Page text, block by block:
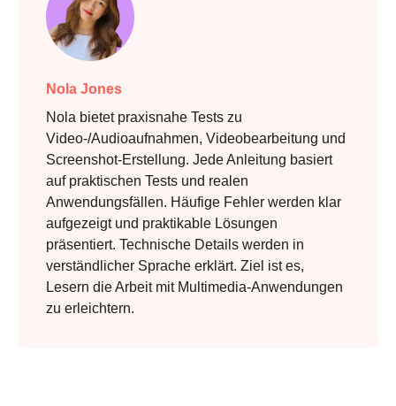
Schritt 2.
Schritt 3.
Nola Jones
Nola bietet praxisnahe Tests zu
Video-/Audioaufnahmen, Videobearbeitung und
Screenshot-Erstellung. Jede Anleitung basiert
auf praktischen Tests und realen
Anwendungsfällen. Häufige Fehler werden klar
aufgezeigt und praktikable Lösungen
präsentiert. Technische Details werden in
verständlicher Sprache erklärt. Ziel ist es,
Lesern die Arbeit mit Multimedia-Anwendungen
zu erleichtern.